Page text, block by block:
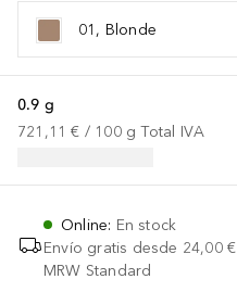
01, Blonde
0.9 g
721,11 € / 100 g Total IVA
Online: En stock
Envío gratis desde 24,00 €
MRW Standard